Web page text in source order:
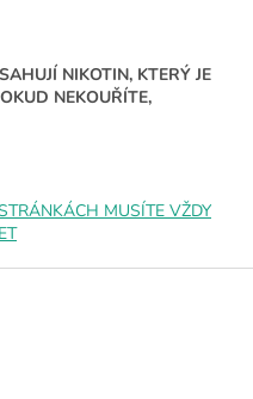
NIKOTIN, KTERÝ JE
NEKOUŘÍTE,
MUSÍTE VŽDY